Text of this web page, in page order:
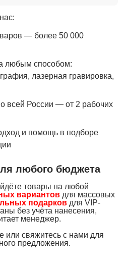
— более 50 000
любым способом:
лазерная гравировка,
всей России — от 2 рабочих
и помощь в подборе
любого бюджета
товары на любой
вариантов для массовых
подарков для VIP-
без учёта нанесения,
менеджер.
или свяжитесь с нами для
предложения.